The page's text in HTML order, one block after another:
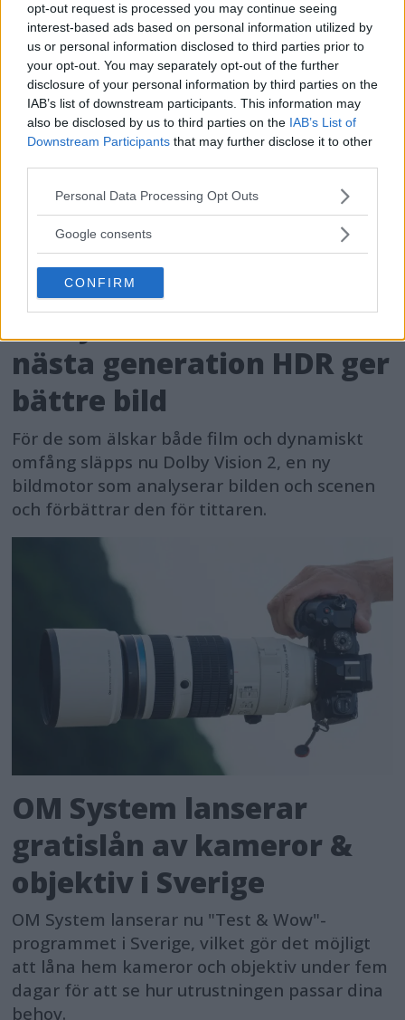
opt-out request is processed you may continue seeing
interest-based ads based on personal information utilized by
us or personal information disclosed to third parties prior to
your opt-out. You may separately opt-out of the further
disclosure of your personal information by third parties on the
IAB’s list of downstream participants. This information may
also be disclosed by us to third parties on the IAB’s List of
Downstream Participants that may further disclose it to other
Please note that this website/app uses one or more Google
not limited to your visit or usage behaviour. You may click to
use your data for below specified purposes in below Google
consent section.
Personal Data Processing Opt Outs
Google consents
CONFIRM
Dolby Vision 2 lanseras –
nästa generation HDR ger
bättre bild
För de som älskar både film och dynamiskt
omfång släpps nu Dolby Vision 2, en ny
bildmotor som analyserar bilden och scenen
och förbättrar den för tittaren.
OM System lanserar
gratislån av kameror &
objektiv i Sverige
OM System lanserar nu "Test & Wow"-
programmet i Sverige, vilket gör det möjligt
att låna hem kameror och objektiv under fem
dagar för att se hur utrustningen passar dina
behov.